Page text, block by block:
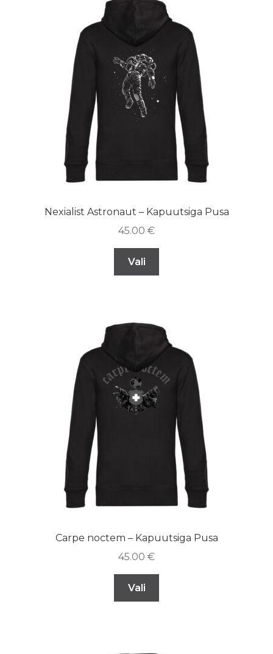
Nexialist Astronaut – Kapuutsiga Pusa
45.00 €
Vali
Carpe noctem – Kapuutsiga Pusa
45.00 €
Vali